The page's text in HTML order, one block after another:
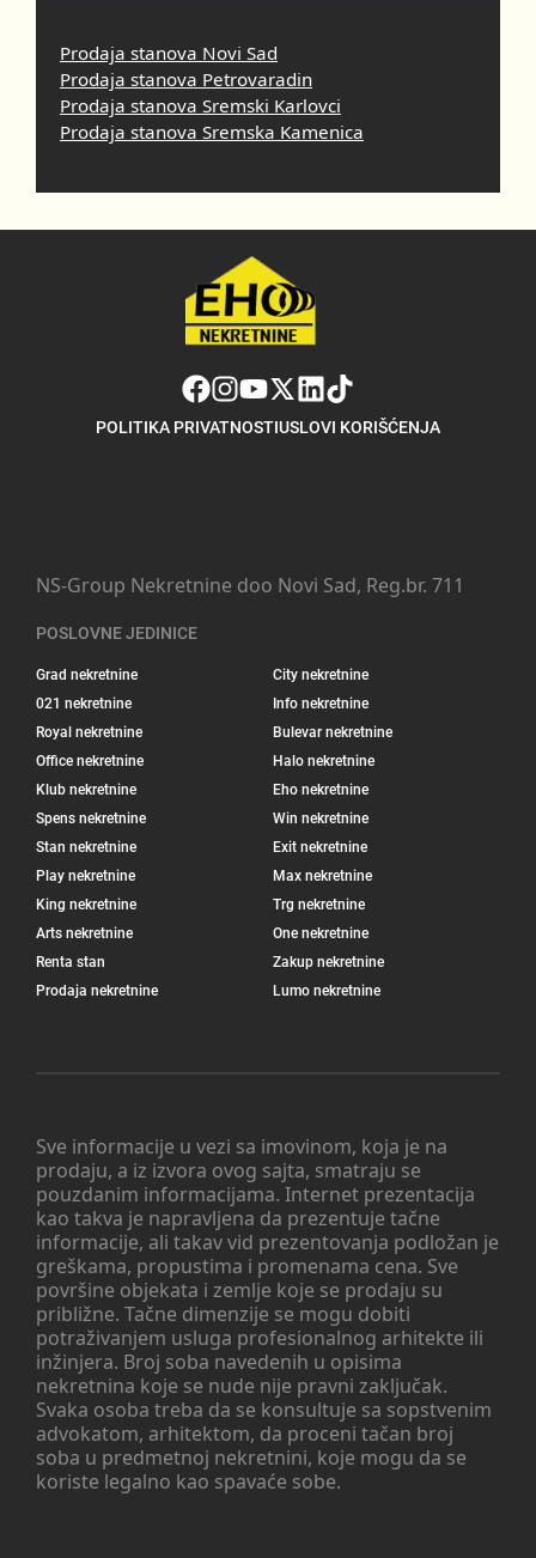
Prodaja stanova Novi Sad
Prodaja stanova Petrovaradin
Prodaja stanova Sremski Karlovci
Prodaja stanova Sremska Kamenica
POLITIKA PRIVATNOSTIUSLOVI KORIŠĆENJA
Sve informacije u vezi sa imovinom, koja je na
prodaju, a iz izvora ovog sajta, smatraju se
pouzdanim informacijama. Internet prezentacija
kao takva je napravljena da prezentuje tačne
informacije, ali takav vid prezentovanja podložan je
greškama, propustima i promenama cena. Sve
površine objekata i zemlje koje se prodaju su
približne. Tačne dimenzije se mogu dobiti
potraživanjem usluga profesionalnog arhitekte ili
inžinjera. Broj soba navedenih u opisima
nekretnina koje se nude nije pravni zaključak.
Svaka osoba treba da se konsultuje sa sopstvenim
advokatom, arhitektom, da proceni tačan broj
soba u predmetnoj nekretnini, koje mogu da se
koriste legalno kao spavaće sobe.
NS-Group Nekretnine doo Novi Sad, Reg.br. 711
POSLOVNE JEDINICE
Grad nekretnine
City nekretnine
021 nekretnine
Info nekretnine
Royal nekretnine
Bulevar nekretnine
Office nekretnine
Halo nekretnine
Klub nekretnine
Eho nekretnine
Spens nekretnine
Win nekretnine
Stan nekretnine
Exit nekretnine
Play nekretnine
Max nekretnine
King nekretnine
Trg nekretnine
Arts nekretnine
One nekretnine
Renta stan
Zakup nekretnine
Prodaja nekretnine
Lumo nekretnine